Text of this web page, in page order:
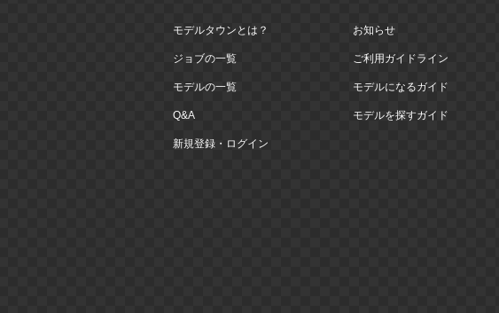
モデルタウンとは？
ジョブの一覧
モデルの一覧
Q&A
新規登録・ログイン
お知らせ
ご利用ガイドライン
モデルになるガイド
モデルを探すガイド